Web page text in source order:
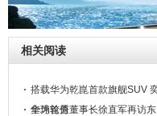
相关阅读
搭载华为乾崑首款旗舰SUV
全球首秀
华为轮值董事长徐直军再访